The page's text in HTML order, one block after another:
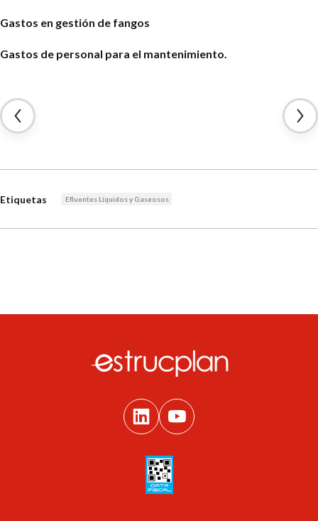
Gastos en gestión de fangos
Gastos de personal para el mantenimiento.
Etiquetas Efluentes Líquidos y Gaseosos